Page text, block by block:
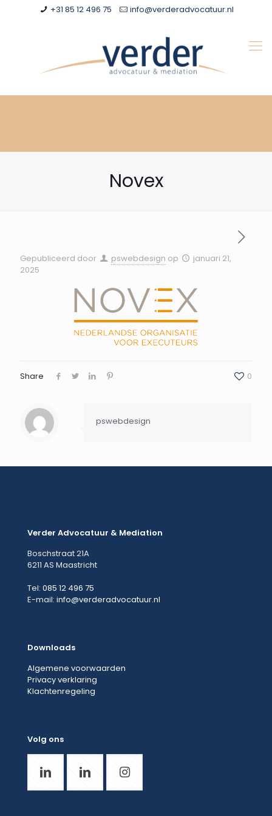
+31 85 12 496 75 info@verderadvocatuur.nl
Novex
Gepubliceerd door pswebdesign op
januari 21,
2025
Share 0
pswebdesign
Verder Advocatuur & Mediation
Boschstraat 21A
6211 AS Maastricht
Tel: 085 12 496 75
E-mail: info@verderadvocatuur.nl
Downloads
Algemene voorwaarden
Privacy verklaring
Klachtenregeling
Volg ons